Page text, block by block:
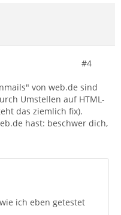
#4
von web.de sind
Umstellen auf HTML-
das ziemlich fix).
hast: beschwer dich,
ich eben getestet